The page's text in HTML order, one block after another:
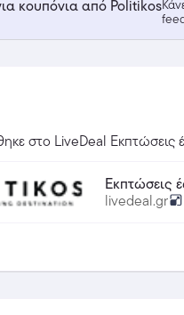
σε όλα τα
κουπόνια από Politikos
στο LiveDeal
livedeal.gr